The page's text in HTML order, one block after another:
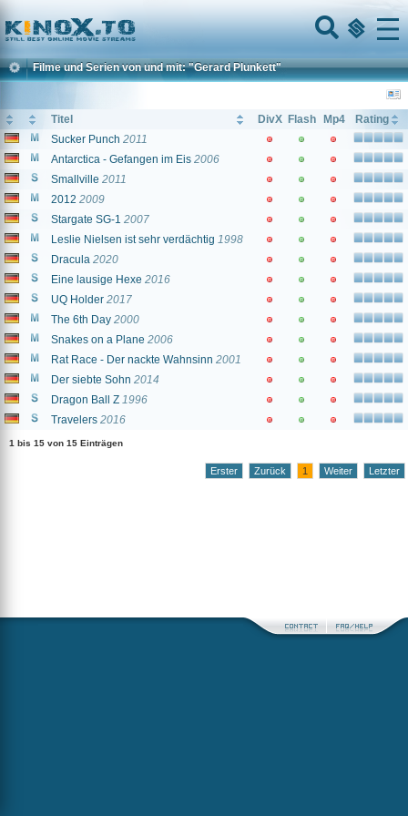
Home
Menu
Filme und Serien von und mit: "Gerard Plunkett"
Titel DivX Flash Mp4
Rating
Sucker Punch 2011
Antarctica - Gefangen im Eis 2006
Smallville 2011
2012 2009
Stargate SG-1 2007
Leslie Nielsen ist sehr verdächtig 1998
Dracula 2020
Eine lausige Hexe 2016
UQ Holder 2017
The 6th Day 2000
Snakes on a Plane 2006
Rat Race - Der nackte Wahnsinn 2001
Der siebte Sohn 2014
Dragon Ball Z 1996
Travelers 2016
1 bis 15 von 15 Einträgen
Erster Zurück 1 Weiter Letzter